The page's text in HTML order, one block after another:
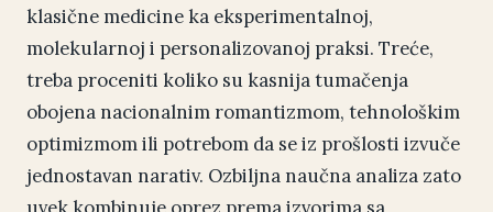
klasične medicine ka eksperimentalnoj,
molekularnoj i personalizovanoj praksi. Treće,
treba proceniti koliko su kasnija tumačenja
obojena nacionalnim romantizmom, tehnološkim
optimizmom ili potrebom da se iz prošlosti izvuče
jednostavan narativ. Ozbiljna naučna analiza zato